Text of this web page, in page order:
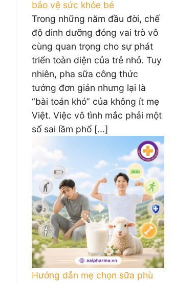
bảo vệ sức khỏe bé
Trong những năm đầu đời, chế
độ dinh dưỡng đóng vai trò vô
cùng quan trọng cho sự phát
triển toàn diện của trẻ nhỏ. Tuy
nhiên, pha sữa công thức
tưởng đơn giản nhưng lại là
“bài toán khó” của không ít mẹ
Việt. Việc vô tình mắc phải một
số sai lầm phổ [...]
Hướng dẫn mẹ chọn sữa phù